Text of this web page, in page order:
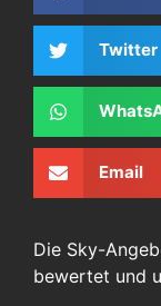
Twitter
Email
Die Sky-
bewertet und